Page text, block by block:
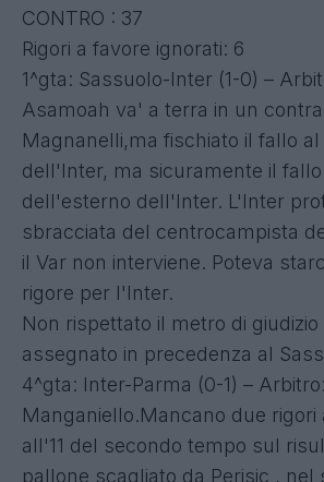
CONTRO : 37
Rigori a favore ignorati: 6
1^gta: Sassuolo-Inter (1-0) –
Asamoah va' a terra in un
Magnanelli,ma fischiato il fallo al
dell'Inter, ma sicuramente il
dell'esterno dell'Inter. L'Inter
sbracciata del centrocampista
il Var non interviene. Poteva
rigore per l'Inter.
Non rispettato il metro di
assegnato in precedenza al
4^gta: Inter-Parma (0-1) – Arbitro:
Manganiello.Mancano due
all'11 del secondo tempo sul
pallone scagliato da Perisic , nel